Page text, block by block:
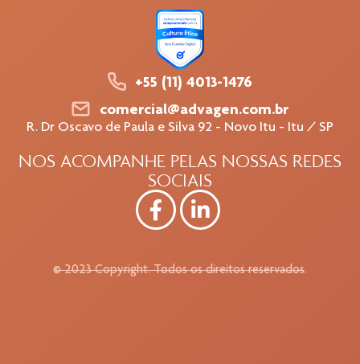
+55 (11) 4013-1476
comercial@advagen.com.br
R. Dr Oscavo de Paula e Silva 92 - Novo Itu - Itu / SP
NOS ACOMPANHE PELAS NOSSAS REDES
SOCIAIS
© 2023 Copyright. Todos os direitos reservados.